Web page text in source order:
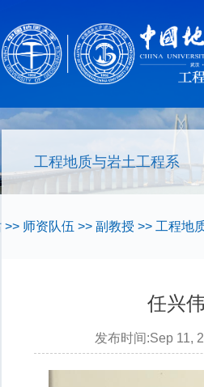
工程地质与岩土工程系
>> 师资队伍 >> 副教授 >> 工程地
任兴
发布时间:Sep 11,